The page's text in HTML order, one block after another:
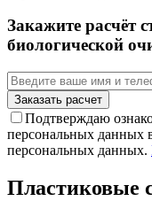
Закажите расчёт
биологической
Подтверждаю
персональных данных
персональных данных.
Пластиковые